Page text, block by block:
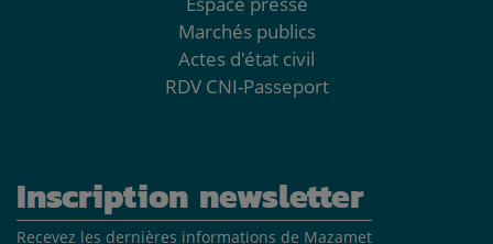
Marchés publics
Actes d'état civil
RDV CNI-Passeport
Inscription newsletter
Recevez les dernières informations de Mazamet